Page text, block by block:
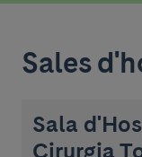
Sales
Sala
Cirurgia